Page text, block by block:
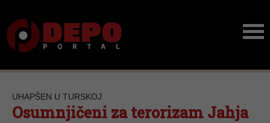
UHAPŠEN U TURSKOJ
Osumnjičeni za terorizam Jahja